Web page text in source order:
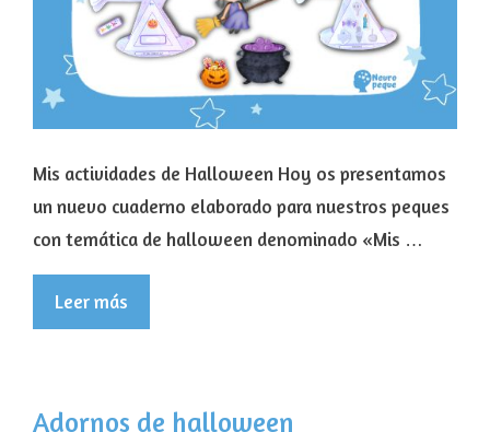
Mis actividades de Halloween Hoy os presentamos
un nuevo cuaderno elaborado para nuestros peques
con temática de halloween denominado «Mis …
Leer más
Adornos de halloween